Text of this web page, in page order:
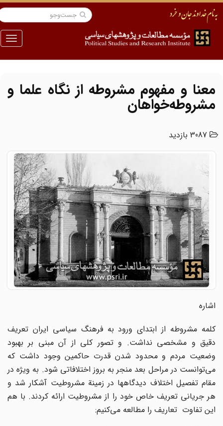
منو
معنا و مفهوم‌ مشروطه‌ از نگاه‌ علما و
مشروطه‌خواهان‌
3087 بازدید
اشاره‌
کلمه‌ مشروطه‌ از ابتدای‌ ورود به‌ فرهنگ‌ سیاسی‌ ایران‌ تعریف‌
دقیق‌ و مشخصی‌ نداشت‌. و تصور کلی از آن مبنی بر بهبود
وضعیت مردم و محدود شدن قدرت حاکمین وجود داشت که
می‌توانست در مراحل بعد منجر به بروز اختلافاتی شود. به‌ ویژه‌ در
مقام‌ تفصیل‌ اختلاف‌ دیدگاهها در زمینة‌ مشروطیت‌ آشکار شد و
هر جریانی‌ تعریف‌ خاص‌ خود را از مشروطیت‌ ارائه‌ کردند. با هم‌
این‌ تفاوت‌ تعاریف‌ را مطالعه‌ می‌کنیم‌: